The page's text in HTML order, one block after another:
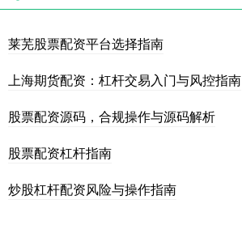
莱芜股票配资平台选择指南
上海期货配资：杠杆交易入门与风控指南
股票配资源码，合规操作与源码解析
股票配资杠杆指南
炒股杠杆配资风险与操作指南